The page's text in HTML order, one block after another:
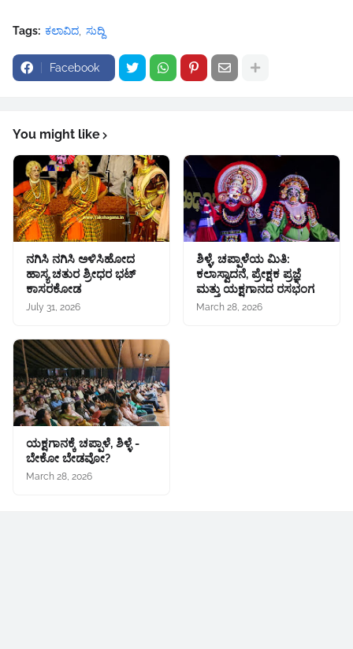
Tags: ಕಲಾವಿದ ಸುದ್ದಿ
Facebook
You might like
ನಗಿಸಿ ನಗಿಸಿ ಅಳಿಸಿಹೋದ
ಹಾಸ್ಯ ಚತುರ ಶ್ರೀಧರ ಭಟ್
ಕಾಸರಕೋಡ
July 31, 2026
ಶಿಳ್ಳೆ, ಚಪ್ಪಾಳೆಯ ಮಿತಿ:
ಕಲಾಸ್ವಾದನೆ, ಪ್ರೇಕ್ಷಕ ಪ್ರಜ್ಞೆ
ಮತ್ತು ಯಕ್ಷಗಾನದ ರಸಭಂಗ
March 28, 2026
ಯಕ್ಷಗಾನಕ್ಕೆ ಚಪ್ಪಾಳೆ, ಶಿಳ್ಳೆ -
ಬೇಕೋ ಬೇಡವೋ?
March 28, 2026